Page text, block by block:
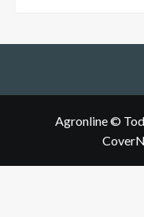
Agronline ©